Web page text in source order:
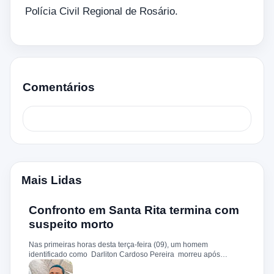
Polícia Civil Regional de Rosário.
Comentários
Mais Lidas
Confronto em Santa Rita termina com
suspeito morto
Nas primeiras horas desta terça-feira (09), um homem
identificado como Darliton Cardoso Pereira morreu após
confronto com a Polícia Militar no povoado Timbotiba, zona rural